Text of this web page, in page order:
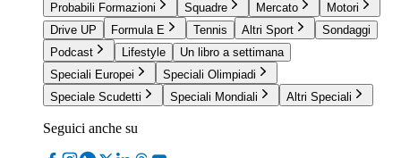
Probabili Formazioni
Squadre Mercato
Motori
Drive UP
Formula E Tennis Altri Sport
Sondaggi
Podcast
Lifestyle
Un libro a settimana
Speciali Europei
Speciali Olimpiadi
Speciale Scudetti
Speciali Mondiali Altri Speciali
Seguici anche su